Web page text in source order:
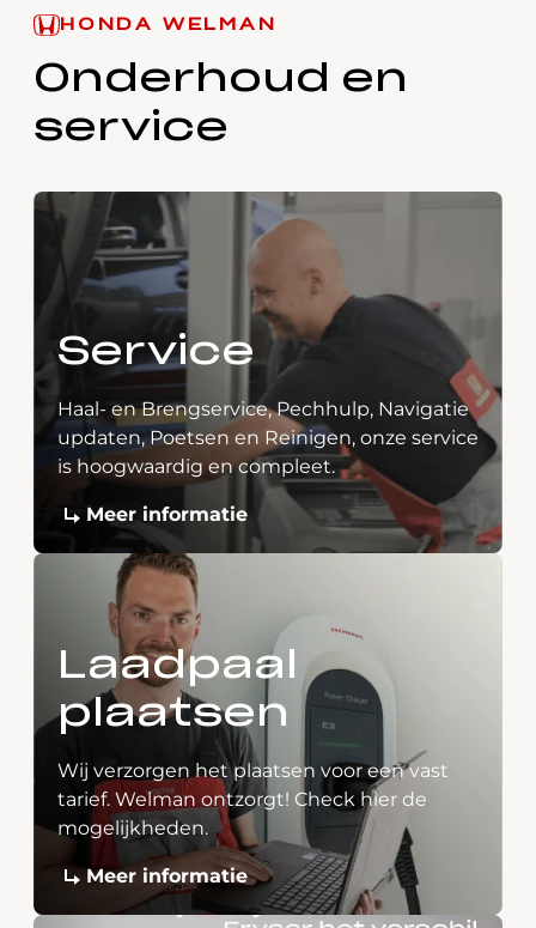
HONDA WELMAN
Onderhoud en
service
Service
Haal- en Brengservice, Pechhulp, Navigatie
updaten, Poetsen en Reinigen, onze service
is hoogwaardig en compleet.
Meer informatie
Laadpaal
plaatsen
Wij verzorgen het plaatsen voor een vast
tarief. Welman ontzorgt! Check hier de
mogelijkheden.
Meer informatie